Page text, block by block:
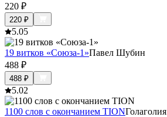
220 ₽
220 ₽
5.05
19 витков «Союза-1»Павел Шубин
488 ₽
488 ₽
5.02
1100 слов с окончанием TIONГолаголия